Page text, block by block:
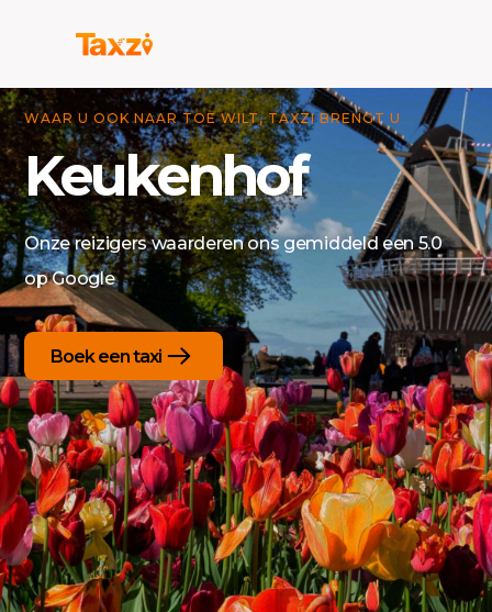
WAAR U OOK NAAR TOE WILT, TAXZI BRENGT U
Keukenhof
Onze reizigers waarderen ons gemiddeld een 5.0
op Google
Boek een taxi